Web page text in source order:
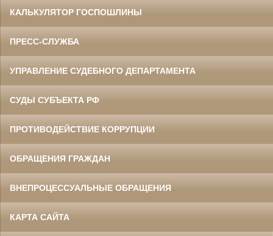
КАЛЬКУЛЯТОР ГОСПОШЛИНЫ
ПРЕСС-СЛУЖБА
УПРАВЛЕНИЕ СУДЕБНОГО ДЕПАРТАМЕНТА
СУДЫ СУБЪЕКТА РФ
ПРОТИВОДЕЙСТВИЕ КОРРУПЦИИ
ОБРАЩЕНИЯ ГРАЖДАН
ВНЕПРОЦЕССУАЛЬНЫЕ ОБРАЩЕНИЯ
КАРТА САЙТА